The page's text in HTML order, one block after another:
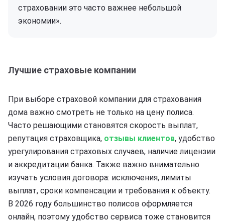
страховании это часто важнее небольшой
экономии».
Лучшие страховые компании
При выборе страховой компании для страхования
дома важно смотреть не только на цену полиса.
Часто решающими становятся скорость выплат,
репутация страховщика, отзывы клиентов, удобство
урегулирования страховых случаев, наличие лицензии
и аккредитации банка. Также важно внимательно
изучать условия договора: исключения, лимиты
выплат, сроки компенсации и требования к объекту.
В 2026 году большинство полисов оформляется
онлайн, поэтому удобство сервиса тоже становится